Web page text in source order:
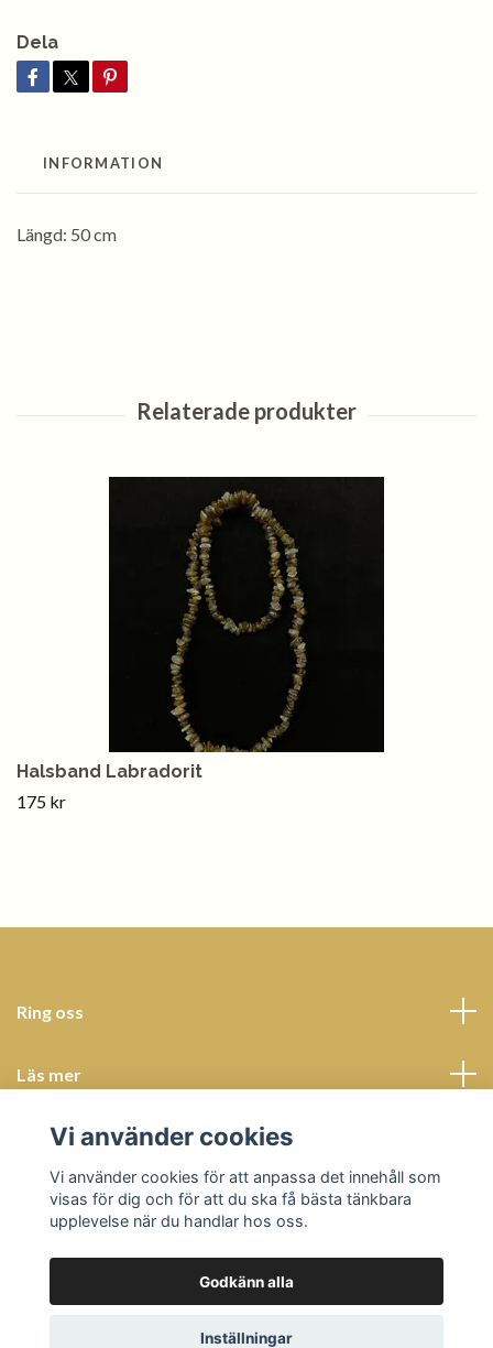
Dela
INFORMATION
Längd: 50 cm
Halsband Labradorit
175 kr
Ring oss
Läs mer
Sociala medier
© 2026 Butik BohèmePowered by Quickbutik
Vi använder cookies
Vi använder cookies för att anpassa det innehåll som
visas för dig och för att du ska få bästa tänkbara
upplevelse när du handlar hos oss.
Godkänn alla
Inställningar